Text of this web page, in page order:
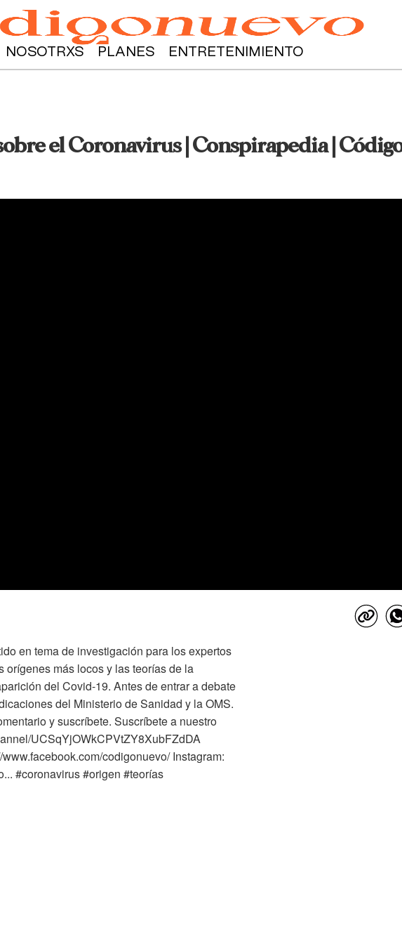
NOSOTRXS PLANES ENTRETENIMIENTO
el Coronavirus | Conspirapedia |
en tema de investigación para los expertos
más locos y las teorías de la
del Covid-19. Antes de entrar a debate
del Ministerio de Sanidad y la OMS.
y suscríbete. Suscríbete a nuestro
UCSqYjOWkCPVtZY8XubFZdDA
codigonuevo/ Instagram:
#coronavirus #origen #teorías